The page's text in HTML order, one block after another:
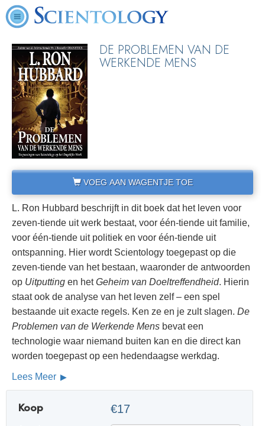
DE PROBLEMEN VAN DE
WERKENDE MENS
VOEG AAN WAGENTJE TOE
L. Ron Hubbard beschrijft in dit boek dat het leven voor
zeven-tiende uit werk bestaat, voor één-tiende uit familie,
voor één-tiende uit politiek en voor één-tiende uit
ontspanning. Hier wordt Scientology toegepast op die
zeven-tiende van het bestaan, waaronder de antwoorden
op Uitputting en hetGeheim van Doeltreffendheid. Hierin
staat ook de analyse van het leven zelf – een spel
bestaande uit exacte regels. Ken ze en je zult slagen. De
Problemen van de Werkende Mens bevat een
technologie waar niemand buiten kan en die direct kan
worden toegepast op een hedendaagse werkdag.
Lees Meer
Koop €17